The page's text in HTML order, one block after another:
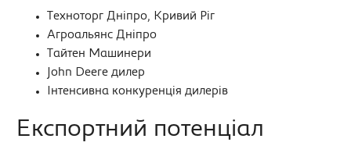
Техноторг Дніпро, Кривий Ріг
Агроальянс Дніпро
Тайтен Машинери
John Deere дилер
Інтенсивна конкуренція дилерів
Експортний потенціал